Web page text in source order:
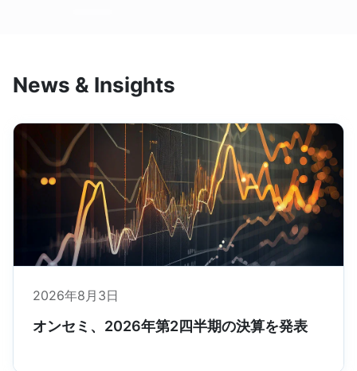
News & Insights
2026年8月3日
オンセミ、2026年第2四半期の決算を発表